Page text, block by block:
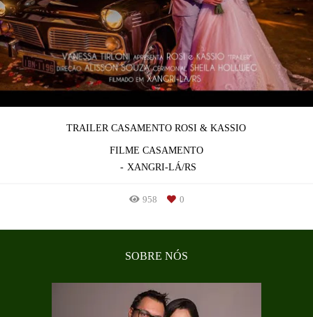
TRAILER CASAMENTO ROSI & KASSIO
FILME CASAMENTO
XANGRI-LÁ/RS
958 0
SOBRE NÓS